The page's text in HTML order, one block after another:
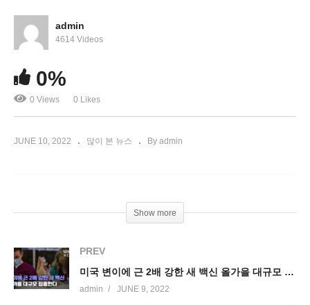
미 국민들은 어떻게 기름값을 아끼고 있을까?
admin
4614 Videos
0%
0 Views 0 Likes
JUNE 10, 2022 많이 본 뉴스 By admin
Show more
PREV
미국 변이에 근 2배 강한 새 백신 올가을 대규모 접종한다
admin JUNE 9, 2022